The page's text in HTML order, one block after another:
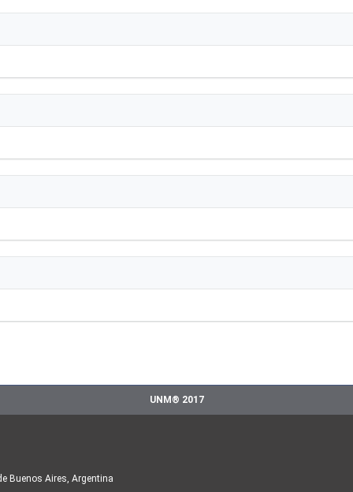
UNM® 2017
Buenos Aires, Argentina